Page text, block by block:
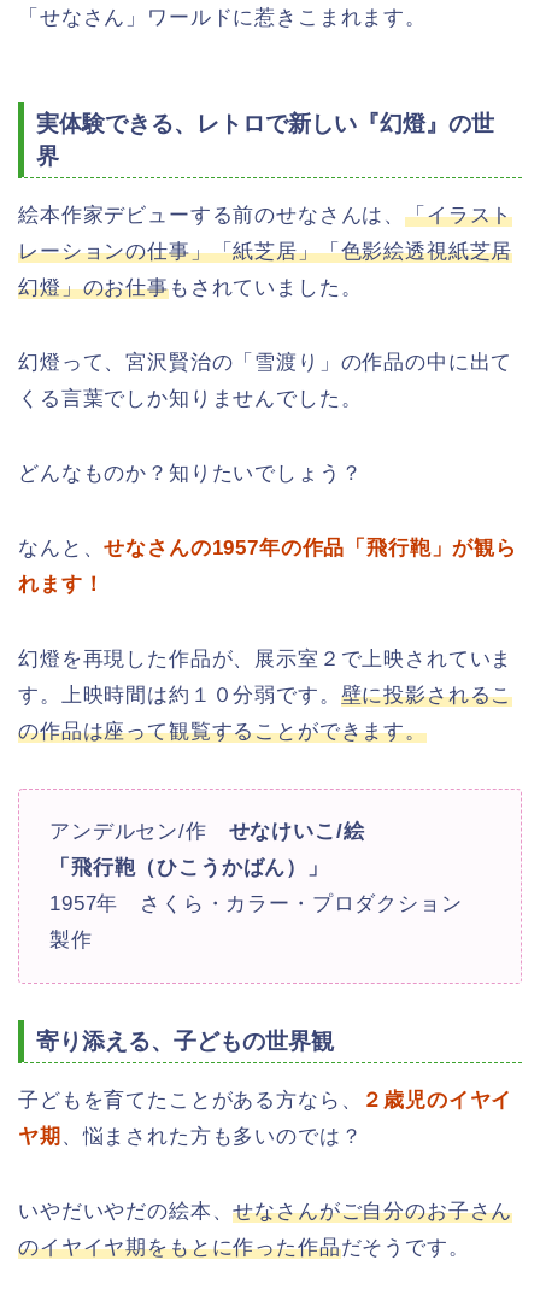
「せなさん」ワールドに惹きこまれます。
実体験できる、レトロで新しい『幻燈』の世
界
絵本作家デビューする前のせなさんは、「イラスト
レーションの仕事」「紙芝居」「色影絵透視紙芝居
幻燈」のお仕事もされていました。
幻燈って、宮沢賢治の「雪渡り」の作品の中に出て
くる言葉でしか知りませんでした。
どんなものか？知りたいでしょう？
なんと、せなさんの1957年の作品「飛行鞄」が観ら
れます！
幻燈を再現した作品が、展示室２で上映されていま
す。上映時間は約１０分弱です。 壁に投影されるこ
の作品は座って観覧することができます。
アンデルセン/作 せなけいこ/絵
「飛行鞄（ひこうかばん）」
1957年 さくら・カラー・プロダクション
製作
寄り添える、子どもの世界観
子どもを育てたことがある方なら、
２歳児のイヤイ
ヤ期 、悩まされた方も多いのでは？
いやだいやだの絵本、せなさんがご自分のお子さん
のイヤイヤ期をもとに作った作品だそうです。